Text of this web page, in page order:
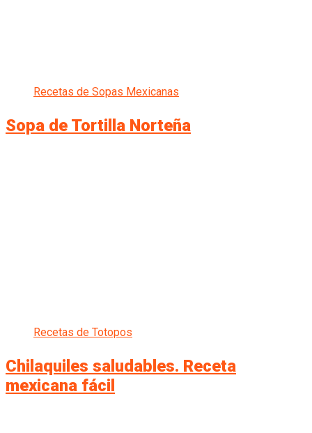
Recetas de Sopas Mexicanas
Sopa de Tortilla Norteña
Recetas de Totopos
Chilaquiles saludables. Receta
mexicana fácil